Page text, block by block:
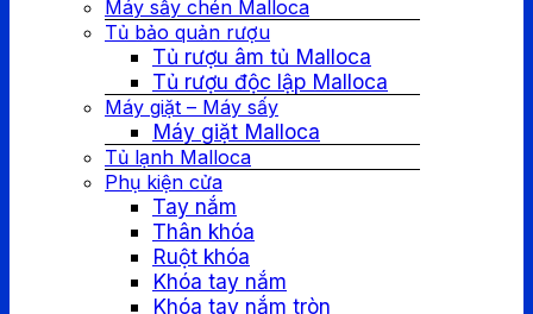
Máy sấy chén Malloca
Tủ bảo quản rượu
Tủ rượu âm tủ Malloca
Tủ rượu độc lập Malloca
Máy giặt – Máy sấy
Máy giặt Malloca
Tủ lạnh Malloca
Phụ kiện cửa
Tay nắm
Thân khóa
Ruột khóa
Khóa tay nắm
Khóa tay nắm tròn